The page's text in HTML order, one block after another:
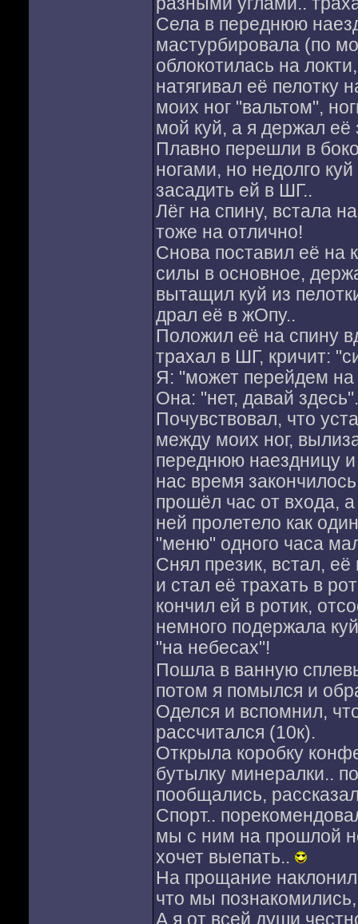
Села в переднюю
мастурбировала (по
облокотилась на
натягивал её пелотку
моих ног "вальтом",
мой куй, а я держал её
Плавно перешли в
ногами, но недолго
засадить ей в ШГ..
Лёг на спину, встала
тоже на отлично!
Снова поставил её на
силы в основное,
вытащил куй из
драл её в жОпу..
Положил её на спину
трахал в ШГ, кричит:
Я: "может перейдем на
Она: "нет, давай здесь".
Почувствовал, что
между моих ног,
переднюю наездницу и
нас время
прошёл час от входа,
ней пролетело как
"меню" одного часа
Снял презик, встал,
и стал её трахать в
кончил ей в ротик,
немного подержала
"на небесах"!
Пошла в ванную
потом я помылся и
Оделся и вспомнил,
рассчитался (10к).
Открыла коробку
бутылку минералки..
пообщались,
Спорт..
мы с ним на прошлой
хочет выепать..
На прощание
что мы
А я от всей души